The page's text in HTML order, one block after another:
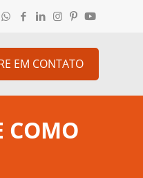
EM CONTATO
COMO